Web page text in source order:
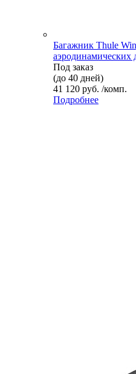
Багажник Thule
аэродинамических
Под заказ
(до 40 дней)
41 120 руб. /комп.
Подробнее